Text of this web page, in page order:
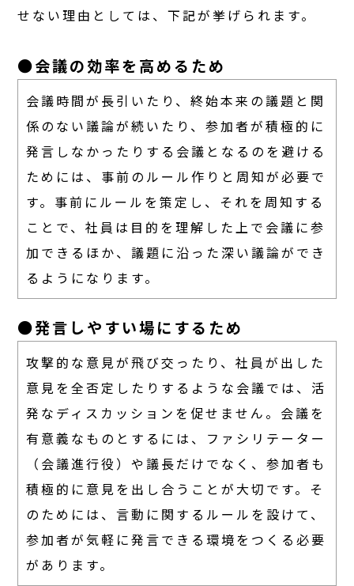
せない理由としては、下記が挙げられます。
●会議の効率を高めるため
会議時間が長引いたり、終始本来の議題と関
係のない議論が続いたり、参加者が積極的に
発言しなかったりする会議となるのを避ける
ためには、事前のルール作りと周知が必要で
す。事前にルールを策定し、それを周知する
ことで、社員は目的を理解した上で会議に参
加できるほか、議題に沿った深い議論ができ
るようになります。
●発言しやすい場にするため
攻撃的な意見が飛び交ったり、社員が出した
意見を全否定したりするような会議では、活
発なディスカッションを促せません。会議を
有意義なものとするには、ファシリテーター
（会議進行役）や議長だけでなく、参加者も
積極的に意見を出し合うことが大切です。そ
のためには、言動に関するルールを設けて、
参加者が気軽に発言できる環境をつくる必要
があります。